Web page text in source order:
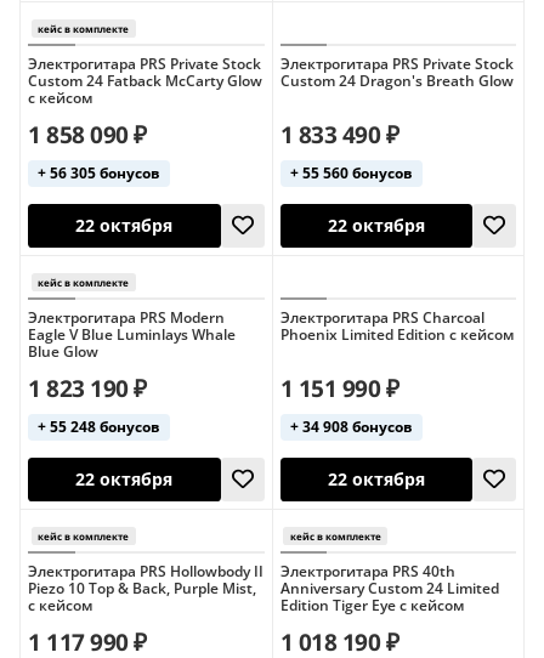
кейс в комплекте
США
22 октября
Электрогитара PRS Private Stock
Custom 24 Fatback McCarty Glow
с кейсом
1 858 090 ₽
+ 56 305 бонусов
22 октября
Электрогитара PRS Private Stock
Custom 24 Dragon's Breath Glow
1 833 490 ₽
+ 55 560 бонусов
22 октября
Электрогитара PRS Modern
Eagle V Blue Luminlays Whale
Blue Glow
1 823 190 ₽
+ 55 248 бонусов
Электрогитара PRS Charcoal
Phoenix Limited Edition с кейсом
1 151 990 ₽
+ 34 908 бонусов
Электрогитара PRS Hollowbody II
Piezo 10 Top & Back, Purple Mist,
с кейсом
1 117 990 ₽
Электрогитара PRS 40th
Anniversary Custom 24 Limited
Edition Tiger Eye с кейсом
1 018 190 ₽